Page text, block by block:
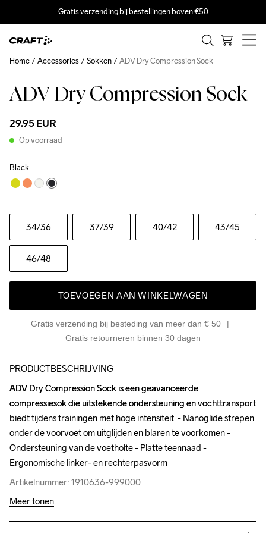
Gratis verzending bij bestellingen boven €50
ADV Dry Compression Sock
29.95 EUR
Op voorraad
Black
34/36 37/39 40/42 43/45
46/48
TOEVOEGEN AAN WINKELWAGEN
Gratis verzending bij besteding van meer dan € 50
Gratis retourneren binnen 30 dagen
Home Accessories Sokken ADV Dry Compression Sock
PRODUCTBESCHRIJVING
ADV Dry Compression Sock is een geavanceerde
compressiesok die uitstekende ondersteuning en vochttransport
biedt tijdens trainingen met hoge intensiteit. - Nanoglide strepen
onder de voorvoet om uitglijden en blaren te voorkomen -
Ondersteuning van de voetholte - Platte teennaad -
Ergonomische linker- en rechterpasvorm
Artikelnummer: 1910636-999000
ADV Dry Compression Sock is een geavanceerde
compressiesok die uitstekende ondersteuning en vochttransport
biedt tijdens trainingen met hoge intensiteit. - Nanoglide strepen
onder de voorvoet om uitglijden en blaren te voorkomen -
Ondersteuning van de voetholte - Platte teennaad -
Ergonomische linker- en rechterpasvorm
Artikelnummer: 1910636-999000
Meer tonen